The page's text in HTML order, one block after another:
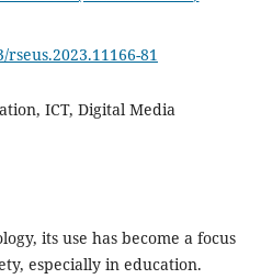
81
ICT, Digital Media
its use has become a focus
especially in education.